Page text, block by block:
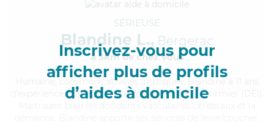
Inscrivez-vous pour
afficher plus de profils
d’aides à domicile
SÉRIEUSE
Blandine L., Bergerac
à 5km de chez Vous
, communicative et impliquée, Blandine a 11 ans
d'expérience et possède un diplôme d'Etat d'infirmier (DEI).